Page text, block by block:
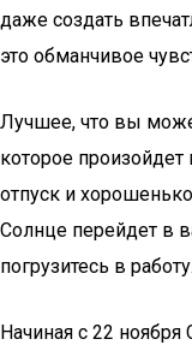
даже создать
это обманчивое
Лучшее, что вы
которое
отпуск и
Солнце перейдет в
погрузитесь в работу.
Начиная с 22